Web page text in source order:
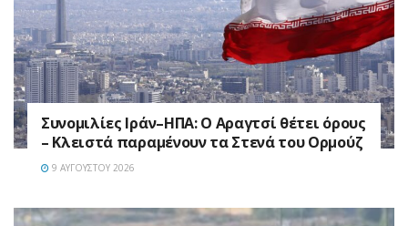
Συνομιλίες Ιράν–ΗΠΑ: Ο Αραγτσί θέτει όρους
– Κλειστά παραμένουν τα Στενά του Ορμούζ
9 ΑΥΓΟΎΣΤΟΥ 2026